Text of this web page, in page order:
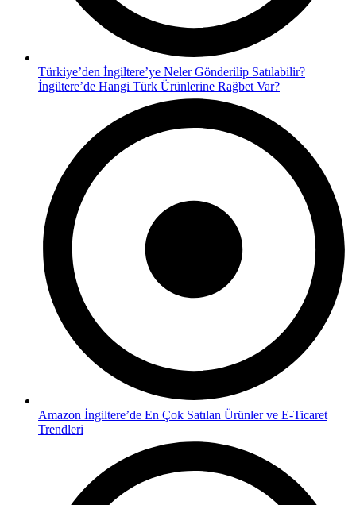
Türkiye’den İngiltere’ye Neler Gönderilip Satılabilir?
İngiltere’de Hangi Türk Ürünlerine Rağbet Var?
Amazon İngiltere’de En Çok Satılan Ürünler ve E-Ticaret
Trendleri